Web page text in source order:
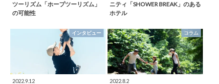
ツーリズム「ホープツーリズム」
の可能性
ニティ「SHOWER BREAK」のある
ホテル
インタビュー
2022.9.12
コラム
2022.8.2